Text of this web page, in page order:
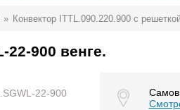
Конвектор ITTL.090.220.900 с
22-900 венге.
22-900